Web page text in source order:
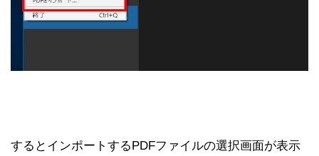
するとインポートするPDFファイルの選択画面が表示